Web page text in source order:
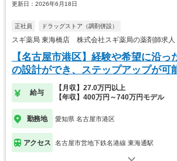
更新日：2026年6月18日
正社員 ドラッグストア（調剤併設）
スギ薬局 東海橋店 株式会社スギ薬局の薬剤師求人
【名古屋市港区】経験や希望に沿っ
の設計ができ、ステップアップが可
給与
【月収】27.0万円以上
【年収】400万円～740万円モデル
勤務地 愛知県 名古屋市港区
アクセス 名古屋市営地下鉄名港線 東海通駅